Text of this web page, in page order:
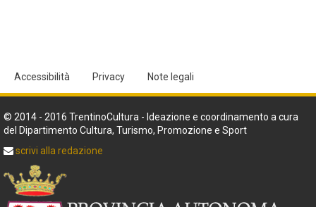
Accessibilità Privacy Note legali
© 2014 - 2016 TrentinoCultura - Ideazione e coordinamento a cura
del Dipartimento Cultura, Turismo, Promozione e Sport
scrivi alla redazione